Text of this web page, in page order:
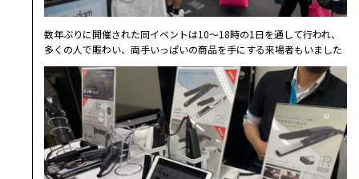
数年ぶりに開催された同イベントは10～18時の1日を通して行われ、
多くの人で賑わい、両手いっぱいの商品を手にする来場者もいました